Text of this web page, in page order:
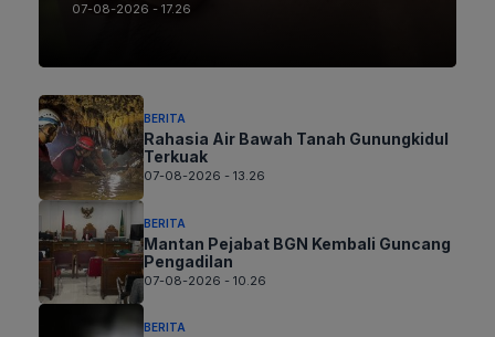
07-08-2026 - 17.26
BERITA
Rahasia Air Bawah Tanah Gunungkidul
Terkuak
07-08-2026 - 13.26
BERITA
Mantan Pejabat BGN Kembali Guncang
Pengadilan
07-08-2026 - 10.26
BERITA